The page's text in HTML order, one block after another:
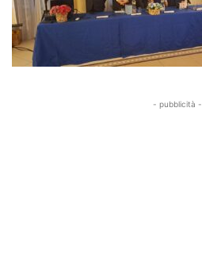
- pubblicità -